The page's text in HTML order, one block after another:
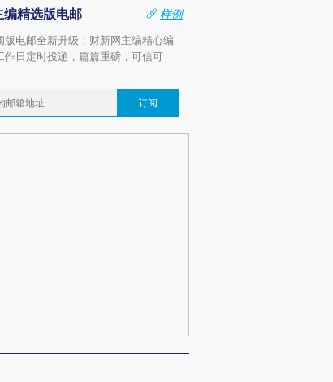
编精选版电邮
样例
版电邮全新升级！财新网主编精心编
作日定时投递，篇篇重磅，可信可
订阅